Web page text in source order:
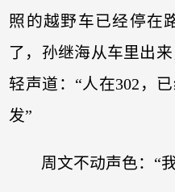
照的越野车已经停在
了，孙继海从车里出
轻声道：“人在302，
发”
周文不动声色：“